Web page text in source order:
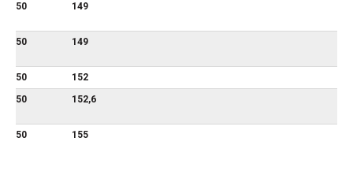
50 149
50 149
50
152
50
152,6
50 155